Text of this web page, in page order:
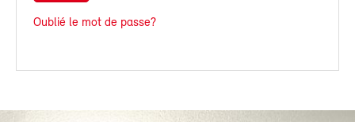
Oublié le mot de passe?